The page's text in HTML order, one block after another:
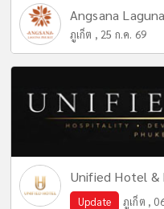
Angsana
ภูเก็ต , 25 ก.ค. 69
Unified Hotel &
Update ภูเก็ต ,